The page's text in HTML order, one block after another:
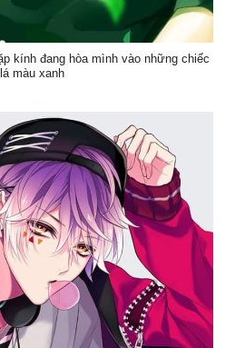
kính đang hòa mình vào những chiếc
lá màu xanh